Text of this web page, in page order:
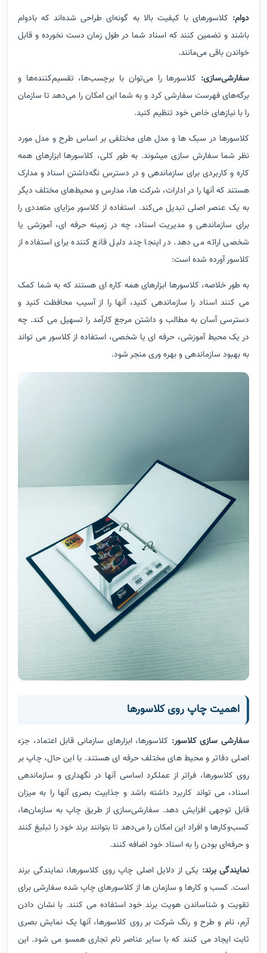
دوام: کلاسورهای با کیفیت بالا به گونه‌ای طراحی شده‌اند که بادوام
باشند و تضمین کنند که اسناد شما در طول زمان دست نخورده و قابل
خواندن باقی می‌مانند.
سفارشی‌سازی: کلاسورها را می‌توان با برچسب‌ها، تقسیم‌کننده‌ها و
برگه‌های فهرست سفارشی کرد و به شما این امکان را می‌دهد تا سازمان
را با نیازهای خاص خود تنظیم کنید.
کلاسورها در سبک ها و مدل های مختلفی بر اساس طرح و مدل مورد
نظر شما سفارش سازی میشوند. به طور کلی، کلاسورها ابزارهای همه
کاره و کاربردی برای سازماندهی و در دسترس نگه‌داشتن اسناد و مدارک
هستند که آنها را در ادارات، شرکت ها، مدارس و محیط‌های مختلف دیگر
به یک عنصر اصلی تبدیل می‌کند. استفاده از کلاسور مزایای متعددی را
برای سازماندهی و مدیریت اسناد، چه در زمینه حرفه ای، آموزشی یا
شخصی ارائه می دهد. در اینجا چند دلیل قانع کننده برای استفاده از
کلاسور آورده شده است:
به طور خلاصه، کلاسورها ابزارهای همه کاره ای هستند که به شما کمک
می کنند اسناد را سازماندهی کنید، آنها را از آسیب محافظت کنید و
دسترسی آسان به مطالب و داشتن مرجع کارآمد را تسهیل می کند. چه
در یک محیط آموزشی، حرفه ای یا شخصی، استفاده از کلاسور می تواند
به بهبود سازماندهی و بهره وری منجر شود.
اهمیت چاپ روی کلاسورها
سفارشی سازی کلاسور: کلاسورها، ابزارهای سازمانی قابل اعتماد، جزء
اصلی دفاتر و محیط های مختلف حرفه ای هستند. با این حال، چاپ بر
روی کلاسورها، فراتر از عملکرد اساسی آنها در نگهداری و سازماندهی
اسناد، می تواند کاربرد داشته باشد و جذابیت بصری آنها را به میزان
قابل توجهی افزایش دهد. سفارشی‌سازی از طریق چاپ به سازمان‌ها،
کسب‌وکارها و افراد این امکان را می‌دهد تا بتوانند برند خود را تبلیغ کنند
و حرفه‌ای بودن را به اسناد خود اضافه کنند.
نمایندگی برند: یکی از دلایل اصلی چاپ روی کلاسورها، نمایندگی برند
است. کسب و کارها و سازمان ها از کلاسورهای چاپ شده سفارشی برای
تقویت و شناساندن هویت برند خود استفاده می کنند. با نشان دادن
آرم، نام و طرح و رنگ شرکت بر روی کلاسورها، آنها یک نمایش بصری
ثابت ایجاد می کنند که با سایر عناصر نام تجاری همسو می شود. این